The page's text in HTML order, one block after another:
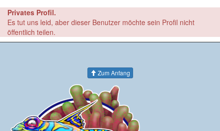
Privates Profil.
Es tut uns leid, aber dieser Benutzer möchte sein Profil nicht
öffentlich teilen.
Zum Anfang